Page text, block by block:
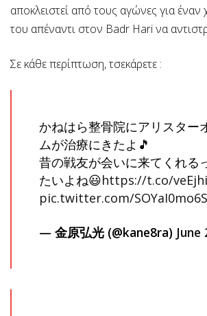
αποκλειστεί από τους αγώνες για έναν
του απέναντι στον Badr Hari να
Σε κάθε περίπτωση, τσεκάρετε :
かねはら整骨院にアリスター
ムが治療にきたよ🎵
昔の戦友が会いに来てくれる
たいよね😃https://t.co/
pic.twitter.com/SOYaI0mo6S
— 金原弘光 (@kane8ra) June